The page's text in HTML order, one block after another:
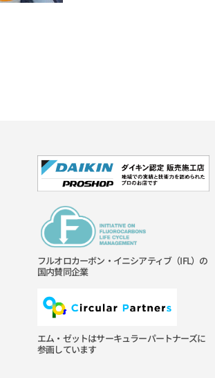
フルオロカーボン・イニシアティブ（IFL）の
国内賛同企業
エム・ゼットはサーキュラーパートナーズに
参画しています